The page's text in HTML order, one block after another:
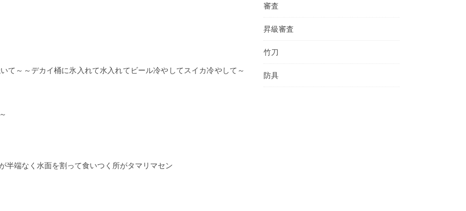
て～～デカイ桶に氷入れて水入れてビール冷やしてスイカ冷やして～
半端なく水面を割って食いつく所がタマリマセン
審査
昇級審査
竹刀
防具